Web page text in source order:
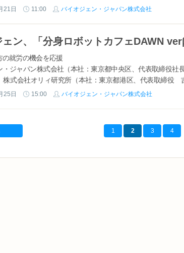
多発性硬化症（MS）の疾患認知向上活動を継続的に展開
21日 11:00 バイオジェン・ジャパン株式会社
の就労の機会を応援
・ジャパン株式会社（本社：東京都中央区、代表取締役社
株式会社オリィ研究所（本社：東京都港区、代表取締役
エリアにオープンする、「分身ロボットカフェDAWN
25日 15:00 バイオジェン・ジャパン株式会社
1 2 3 4